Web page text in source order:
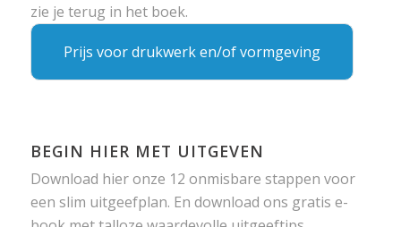
zie je terug in het boek.
Prijs voor drukwerk en/of vormgeving
BEGIN HIER MET UITGEVEN
Download hier onze 12 onmisbare stappen voor
een slim uitgeefplan. En download ons gratis e-